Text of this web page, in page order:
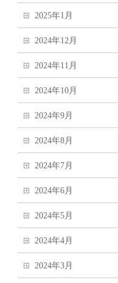
2025年1月
2024年12月
2024年11月
2024年10月
2024年9月
2024年8月
2024年7月
2024年6月
2024年5月
2024年4月
2024年3月